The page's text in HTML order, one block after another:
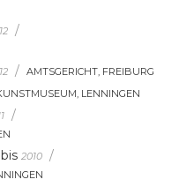
/
/ AMTSGERICHT, FREIBURG
LENNINGEN
/
bis 2010 /